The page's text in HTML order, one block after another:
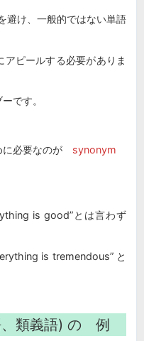
避け、一般的ではない単語
ピールする必要がありま
です。
に必要なのが synonym
is good”とは言わず
is tremendous” と
類義語) の 例